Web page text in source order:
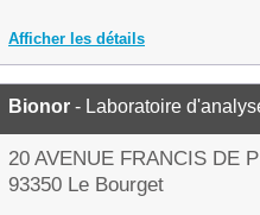
Afficher les détails
Bionor - Laboratoire
20 AVENUE FRANCIS DE
93350 Le Bourget